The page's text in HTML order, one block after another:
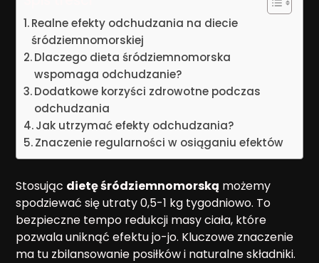
Realne efekty odchudzania na diecie
śródziemnomorskiej
Dlaczego dieta śródziemnomorska
wspomaga odchudzanie?
Dodatkowe korzyści zdrowotne podczas
odchudzania
Jak utrzymać efekty odchudzania?
Znaczenie regularności w osiąganiu efektów
Stosując dietę śródziemnomorską możemy
spodziewać się utraty 0,5-1 kg tygodniowo. To
bezpieczne tempo redukcji masy ciała, które
pozwala uniknąć efektu jo-jo. Kluczowe znaczenie
ma tu zbilansowanie posiłków i naturalne składniki.